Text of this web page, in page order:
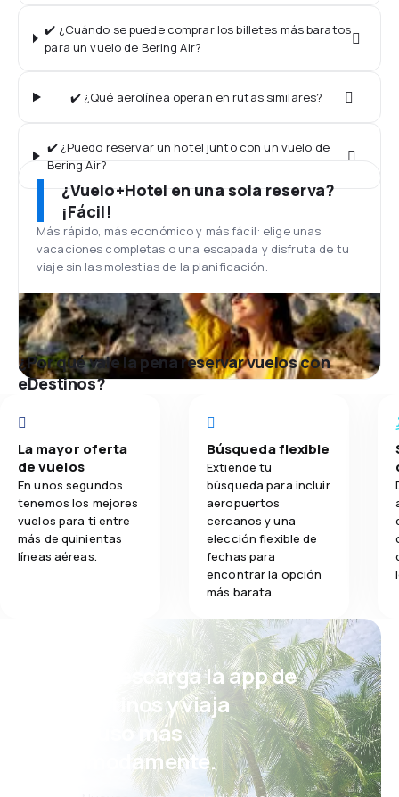
✔️ ¿Cuándo se puede comprar los billetes más baratos
para un vuelo de Bering Air?
✔️ ¿Qué aerolínea operan en rutas similares?
✔️ ¿Puedo reservar un hotel junto con un vuelo de
Bering Air?
¿Vuelo+Hotel en una sola reserva?
¡Fácil!
Más rápido, más económico y más fácil: elige unas
vacaciones completas o una escapada y disfruta de tu
viaje sin las molestias de la planificación.
¿Por qué vale la pena reservar vuelos con
eDestinos?
La mayor oferta
de vuelos
En unos segundos
tenemos los mejores
vuelos para ti entre
más de quinientas
líneas aéreas.
Búsqueda flexible
Extiende tu
búsqueda para incluir
aeropuertos
cercanos y una
elección flexible de
fechas para
encontrar la opción
más barata.
¡Eh! Descarga la app de
eDestinos y viaja
incluso más
cómodamente.